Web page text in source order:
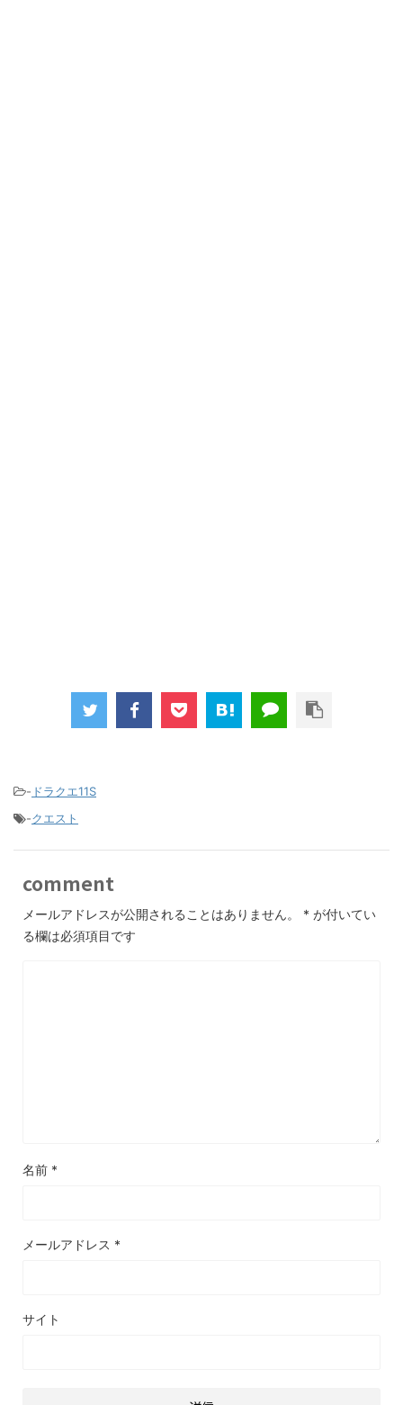
- ドラクエ11S
-クエスト
comment
メールアドレスが公開されることはありません。 * が付いてい
る欄は必須項目です
名前 *
メールアドレス *
サイト